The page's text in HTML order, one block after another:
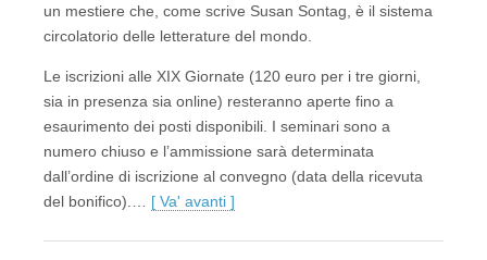
un mestiere che, come scrive Susan Sontag, è il sistema
circolatorio delle letterature del mondo.
Le iscrizioni alle XIX Giornate (120 euro per i tre giorni,
sia in presenza sia online) resteranno aperte fino a
esaurimento dei posti disponibili. I seminari sono a
numero chiuso e l’ammissione sarà determinata
dall’ordine di iscrizione al convegno (data della ricevuta
del bonifico).… [ Va' avanti ]